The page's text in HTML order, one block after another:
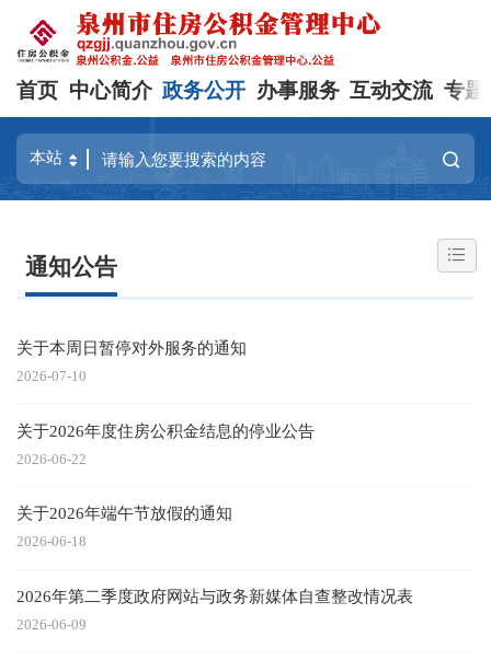
首页 中心简介 政务公开 办事服务 互动交流 专题
通知公告
关于本周日暂停对外服务的通知
2026-07-10
关于2026年度住房公积金结息的停业公告
2026-06-22
关于2026年端午节放假的通知
2026-06-18
2026年第二季度政府网站与政务新媒体自查整改情况表
2026-06-09